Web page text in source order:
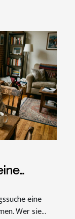
eine
Wer sie...